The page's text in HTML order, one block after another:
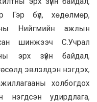
Гэр бүл, хөдөлмөр,
Нийгмийн ажлын
шинжээч С.Учрал
эрх зүйн байдал,
эвлэлдэн нэгдэх,
холбогдох
нэгдсэн удирдлага,